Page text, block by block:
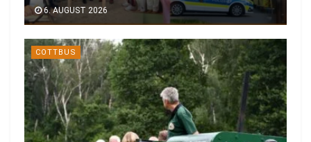
6. AUGUST 2026
COTTBUS